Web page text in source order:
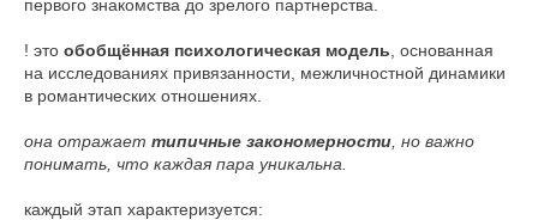
первого знакомства до зрелого партнерства.
! это обобщённая психологическая модель , основанная
на исследованиях привязанности, межличностной динамики
в романтических отношениях.
она отражает типичные закономерности , но важно
понимать, что каждая пара уникальна.
каждый этап характеризуется: